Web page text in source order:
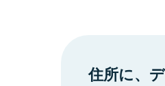
住所に、